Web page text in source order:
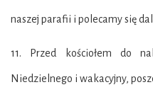
naszej parafii i polecamy się
11. Przed kościołem do
Niedzielnego i wakacyjny,